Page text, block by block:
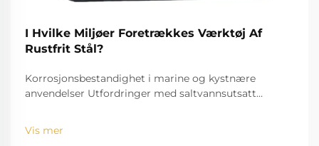
I Hvilke Miljøer Foretrækkes Værktøj Af
Rustfrit Stål?
Korrosjonsbestandighet i marine og kystnære
anvendelser Utfordringer med saltvannsutsatt
eksempel, er velkjent for å bide seg inn og rive ned
standardinstrumenter. Den høye saltholdigheten
Vis mer